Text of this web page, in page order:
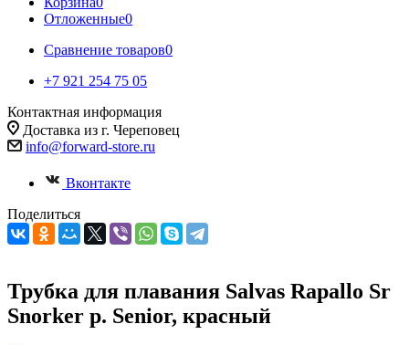
Отложенные0
Сравнение товаров0
+7 921 254 75 05
Контактная информация
Доставка из г. Череповец
info@forward-store.ru
Вконтакте
Поделиться
Трубка для плавания Salvas Rapallo Sr
Snorker р. Senior, красный